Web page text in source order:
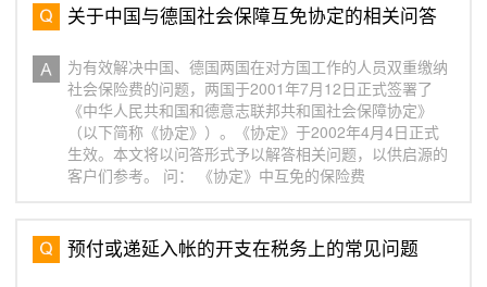
关于中国与德国社会保障互免协定的相关问答
为有效解决中国、德国两国在对方国工作的人员双重缴纳
社会保险费的问题，两国于2001年7月12日正式签署了
《中华人民共和国和德意志联邦共和国社会保障协定》
（以下简称《协定》）。《协定》于2002年4月4日正式
生效。本文将以问答形式予以解答相关问题，以供启源的
客户们参考。 问： 《协定》中互免的保险费
预付或递延入帐的开支在税务上的常见问题